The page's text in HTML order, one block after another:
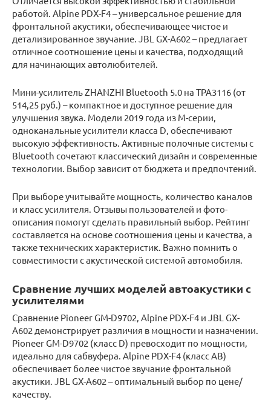
работой. Alpine PDX-F4 – универсальное решение для
фронтальной акустики, обеспечивающее чистое и
детализированное звучание. JBL GX-A602 – предлагает
отличное соотношение цены и качества, подходящий
для начинающих автолюбителей.
Мини-усилитель ZHANZHI Bluetooth 5.0 на TPA3116 (от
514,25 руб.) – компактное и доступное решение для
улучшения звука. Модели 2019 года из M-серии,
одноканальные усилители класса D, обеспечивают
высокую эффективность. Активные полочные системы с
Bluetooth сочетают классический дизайн и современные
технологии. Выбор зависит от бюджета и предпочтений.
При выборе учитывайте мощность, количество каналов
и класс усилителя. Отзывы пользователей и фото-
описания помогут сделать правильный выбор. Рейтинг
составляется на основе соотношения цены и качества, а
также технических характеристик. Важно помнить о
совместимости с акустической системой автомобиля.
Сравнение лучших моделей автоакустики с
усилителями
Сравнение Pioneer GM-D9702, Alpine PDX-F4 и JBL GX-
A602 демонстрирует различия в мощности и назначении.
Pioneer GM-D9702 (класс D) превосходит по мощности,
идеально для сабвуфера. Alpine PDX-F4 (класс AB)
обеспечивает более чистое звучание фронтальной
акустики. JBL GX-A602 – оптимальный выбор по цене/
качеству.